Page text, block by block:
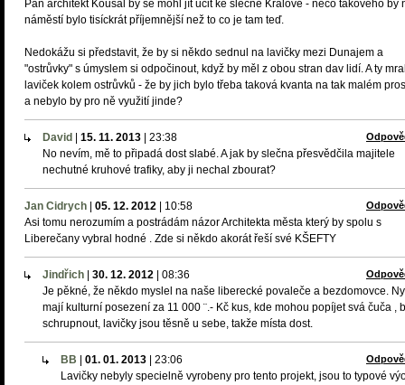
Pan architekt Kousal by se mohl jít učit ke slečně Králové - něco takového by
náměstí bylo tisíckrát příjemnější než to co je tam teď.
Nedokážu si představit, že by si někdo sednul na lavičky mezi Dunajem a
"ostrůvky" s úmyslem si odpočinout, když by měl z obou stran dav lidí. A ty
laviček kolem ostrůvků - že by jich bylo třeba taková kvanta na tak malém
a nebylo by pro ně využití jinde?
David 15. 11. 2013 23:38
No nevím, mě to připadá dost slabé. A jak by slečna přesvědčila majitele
nechutné kruhové trafiky, aby ji nechal zbourat?
Jan Cidrych 05. 12. 2012 10:58
Asi tomu nerozumím a postrádám názor Architekta města který by spolu s
Liberečany vybral hodné . Zde si někdo akorát řeší své KŠEFTY
Jindřich 30. 12. 2012 08:36
Je pěkné, že někdo myslel na naše liberecké povaleče a bezdomovce.
mají kulturní posezení za 11 000 ¨.- Kč kus, kde mohou popíjet svá čuča ,
schrupnout, lavičky jsou těsně u sebe, takže místa dost.
BB 01. 01. 2013 23:06
Lavičky nebyly specielně vyrobeny pro tento projekt, jsou to typové